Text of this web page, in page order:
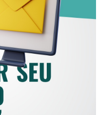
SEU E-
7